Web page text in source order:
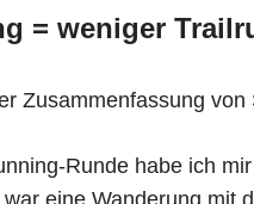
= weniger
Zusammenfassung
Runde habe ich
eine Wanderung mit